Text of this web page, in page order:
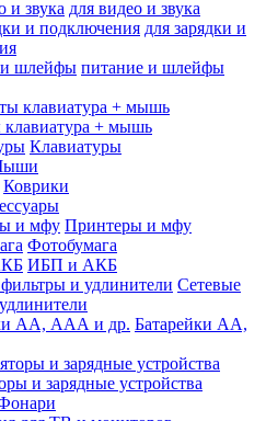
для видео и звука
для зарядки и
питание и шлейфы
+ мышь
Клавиатуры
Коврики
Принтеры и мфу
Фотобумага
ИБП и АКБ
Сетевые
Батарейки АА,
и зарядные устройства